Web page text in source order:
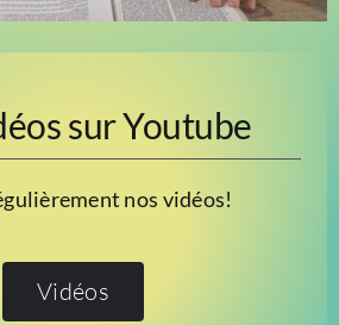
sur Youtube
nos vidéos!
Vidéos